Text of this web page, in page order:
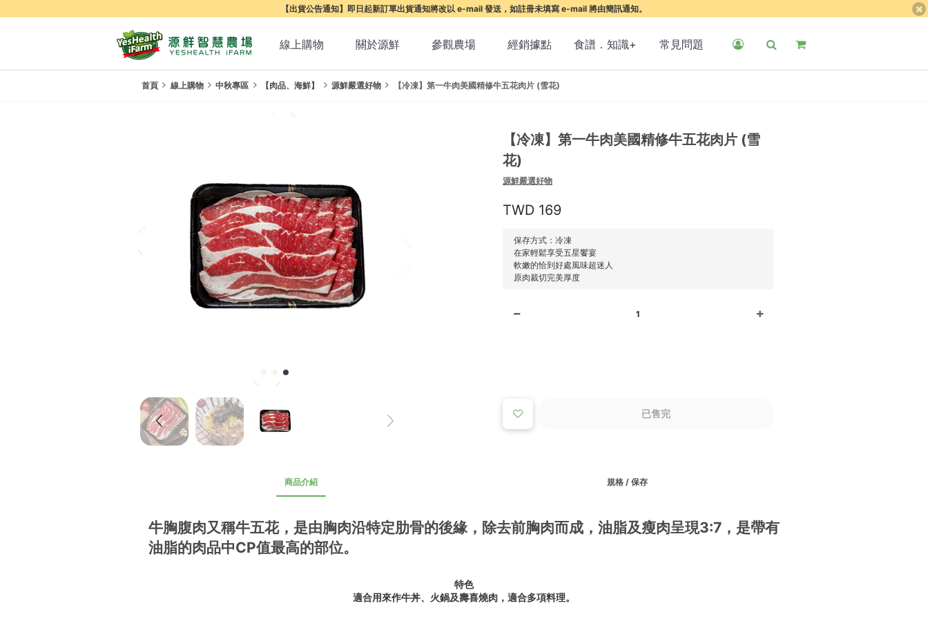
【出貨公告通知】即日起新訂單出貨通知將改以 e-mail 發送，如註冊未填寫 e-mail 將由簡訊通知。
線上購物 關於源鮮 參觀農場 經銷據點 食譜．知識+ 常見問題
首頁 線上購物 中秋專區 【肉品、海鮮】 源鮮嚴選好物 【冷凍】第一牛肉美國精修牛五花肉片 (雪花)
【冷凍】第一牛肉美國精修牛五花肉片 (雪
花)
源鮮嚴選好物
169
保存方式：冷凍
在家輕鬆享受五星饗宴
軟嫩的恰到好處風味超迷人
原肉裁切完美厚度
1
已售完
商品介紹 規格 / 保存
牛胸腹肉又稱牛五花，是由胸肉沿特定肋骨的後緣，除去前胸肉而成，油脂及瘦肉呈現3:7，是帶有
油脂的肉品中CP值最高的部位。
特色
適合用來作牛丼、火鍋及壽喜燒肉，適合多項料理。